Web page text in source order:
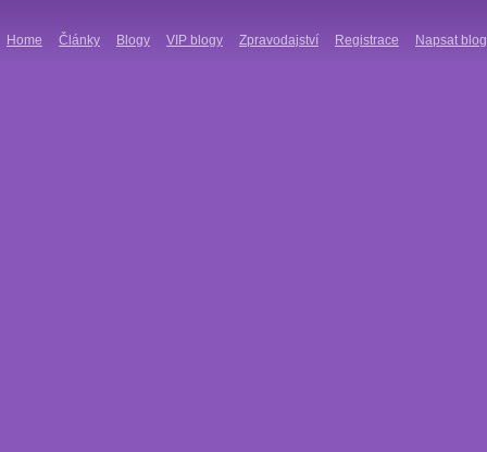
Home Články Blogy VIP blogy Zpravodajství Registrace Napsat blog